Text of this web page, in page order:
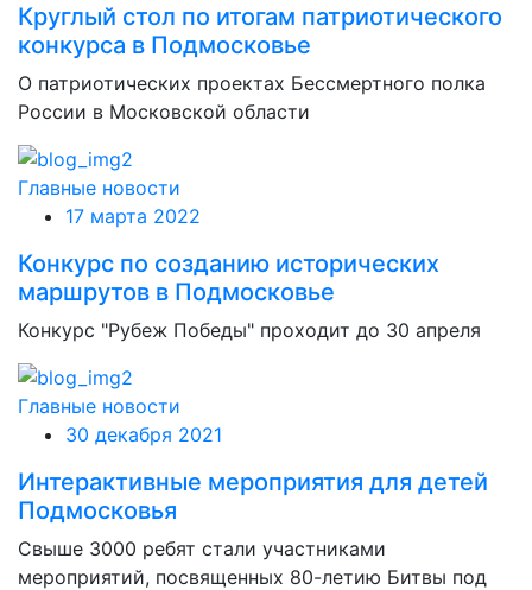
Круглый стол по итогам патриотического
конкурса в Подмосковье
О патриотических проектах Бессмертного полка
России в Московской области
Главные новости
17 марта 2022
Конкурс по созданию исторических
маршрутов в Подмосковье
Конкурс "Рубеж Победы" проходит до 30 апреля
Главные новости
30 декабря 2021
Интерактивные мероприятия для детей
Подмосковья
Свыше 3000 ребят стали участниками
мероприятий, посвященных 80-летию Битвы под